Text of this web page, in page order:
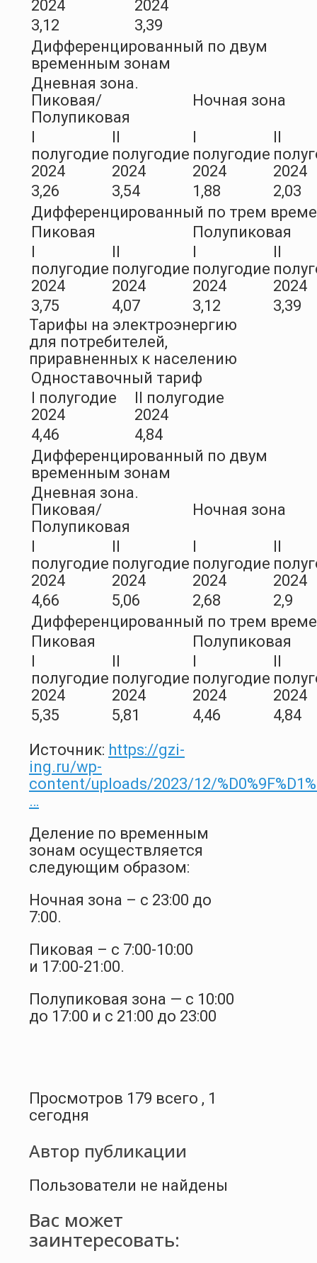
2024
2024
3,12
3,39
Дифференцированный по двум
временным зонам
Дневная зона.
Пиковая/
Полупиковая
Ночная зона
полугодие
2024
полугодие
2024
полугодие
2024
2024
3,26
3,54 1,88
2,03
Дифференцированный по трем
Пиковая
Полупиковая
полугодие
2024
полугодие
2024
полугодие
2024
2024
3,75
4,07 3,12
3,39
Тарифы на электроэнергию
для потребителей,
приравненных к населению
Одноставочный тариф
I полугодие
2024
II полугодие
2024
4,46
4,84
Дифференцированный по двум
временным зонам
Дневная зона.
Пиковая/
Полупиковая
Ночная зона
полугодие
2024
полугодие
2024
полугодие
2024
2024
4,66
5,06 2,68
2,9
Дифференцированный по трем
Пиковая
Полупиковая
полугодие
2024
полугодие
2024
полугодие
2024
2024
5,35
5,81 4,46
4,84
Источник: https://gzi-
ing.ru/wp-
content/uploads/2023/12/
…
Деление по временным
зонам осуществляется
следующим образом:
Ночная зона – с 23:00 до
7:00.
Пиковая – с 7:00-10:00
и 17:00-21:00.
Полупиковая зона — с 10:00
до 17:00 и с 21:00 до 23:00
Просмотров 179 всего , 1
сегодня
Автор публикации
Пользователи не найдены
Вас может
заинтересовать: